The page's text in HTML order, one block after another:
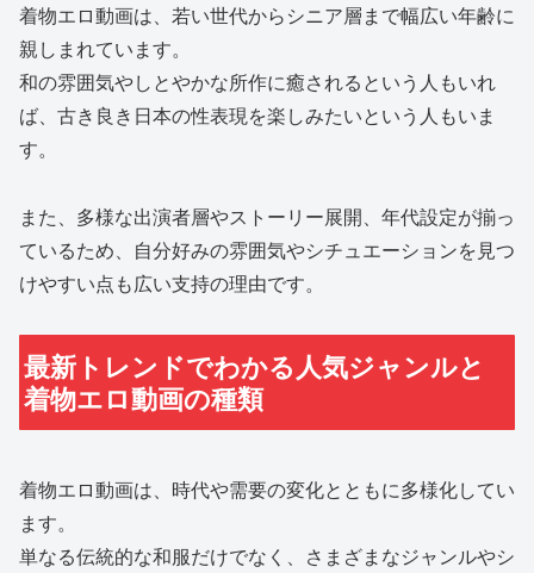
着物エロ動画は、若い世代からシニア層まで幅広い年齢に
親しまれています。
和の雰囲気やしとやかな所作に癒されるという人もいれ
ば、古き良き日本の性表現を楽しみたいという人もいま
す。
また、多様な出演者層やストーリー展開、年代設定が揃っ
ているため、自分好みの雰囲気やシチュエーションを見つ
けやすい点も広い支持の理由です。
最新トレンドでわかる人気ジャンルと
着物エロ動画の種類
着物エロ動画は、時代や需要の変化とともに多様化してい
ます。
単なる伝統的な和服だけでなく、さまざまなジャンルやシ